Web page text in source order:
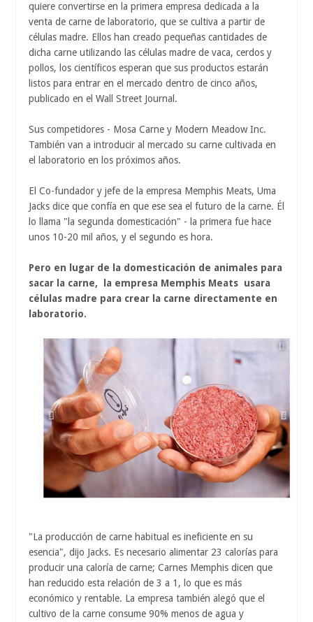
quiere convertirse en la primera empresa dedicada a la
venta de carne de laboratorio, que se cultiva a partir de
células madre. Ellos han creado pequeñas cantidades de
dicha carne utilizando las células madre de vaca, cerdos y
pollos, los científicos esperan que sus productos estarán
listos para entrar en el mercado dentro de cinco años,
publicado en el Wall Street Journal.
Sus competidores - Mosa Carne y Modern Meadow Inc.
También van a introducir al mercado su carne cultivada en
el laboratorio en los próximos años.
El Co-fundador y jefe de la empresa Memphis Meats, Uma
Jacks dice que confía en que ese sea el futuro de la carne. Él
lo llama "la segunda domesticación" - la primera fue hace
unos 10-20 mil años, y el segundo es hora.
Pero en lugar de la domesticación de animales para
sacar la carne, la empresa Memphis Meats usara
células madre para crear la carne directamente en
laboratorio.
"La producción de carne habitual es ineficiente en su
esencia", dijo Jacks. Es necesario alimentar 23 calorías para
producir una caloría de carne; Carnes Memphis dicen que
han reducido esta relación de 3 a 1, lo que es más
económico y rentable. La empresa también alegó que el
cultivo de la carne consume 90% menos de agua y